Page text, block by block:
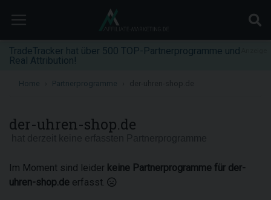
TradeTracker hat über 500 TOP-Partnerprogramme und
Real Attribution!
Home Partnerprogramme
der-uhren-shop.de
Im Moment sind leider keine Partnerprogramme für der-
uhren-shop.de erfasst.